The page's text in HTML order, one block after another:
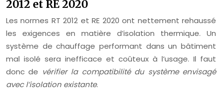
2012 et RE 2020
Les normes RT 2012 et RE 2020 ont nettement rehaussé
les exigences en matière d’isolation thermique. Un
système de chauffage performant dans un bâtiment
mal isolé sera inefficace et coûteux à l’usage. Il faut
donc de vérifier la compatibilité du système envisagé
avec l’isolation existante.